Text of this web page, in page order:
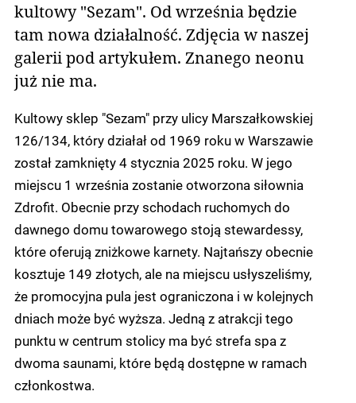
kultowy "Sezam". Od września będzie
tam nowa działalność. Zdjęcia w naszej
galerii pod artykułem. Znanego neonu
już nie ma.
Kultowy sklep "Sezam" przy ulicy Marszałkowskiej
126/134, który działał od 1969 roku w Warszawie
został zamknięty 4 stycznia 2025 roku. W jego
miejscu 1 września zostanie otworzona siłownia
Zdrofit. Obecnie przy schodach ruchomych do
dawnego domu towarowego stoją stewardessy,
które oferują zniżkowe karnety. Najtańszy obecnie
kosztuje 149 złotych, ale na miejscu usłyszeliśmy,
że promocyjna pula jest ograniczona i w kolejnych
dniach może być wyższa. Jedną z atrakcji tego
punktu w centrum stolicy ma być strefa spa z
dwoma saunami, które będą dostępne w ramach
członkostwa.